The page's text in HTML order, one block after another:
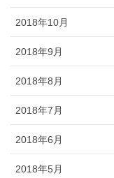
2018年10月
2018年9月
2018年8月
2018年7月
2018年6月
2018年5月